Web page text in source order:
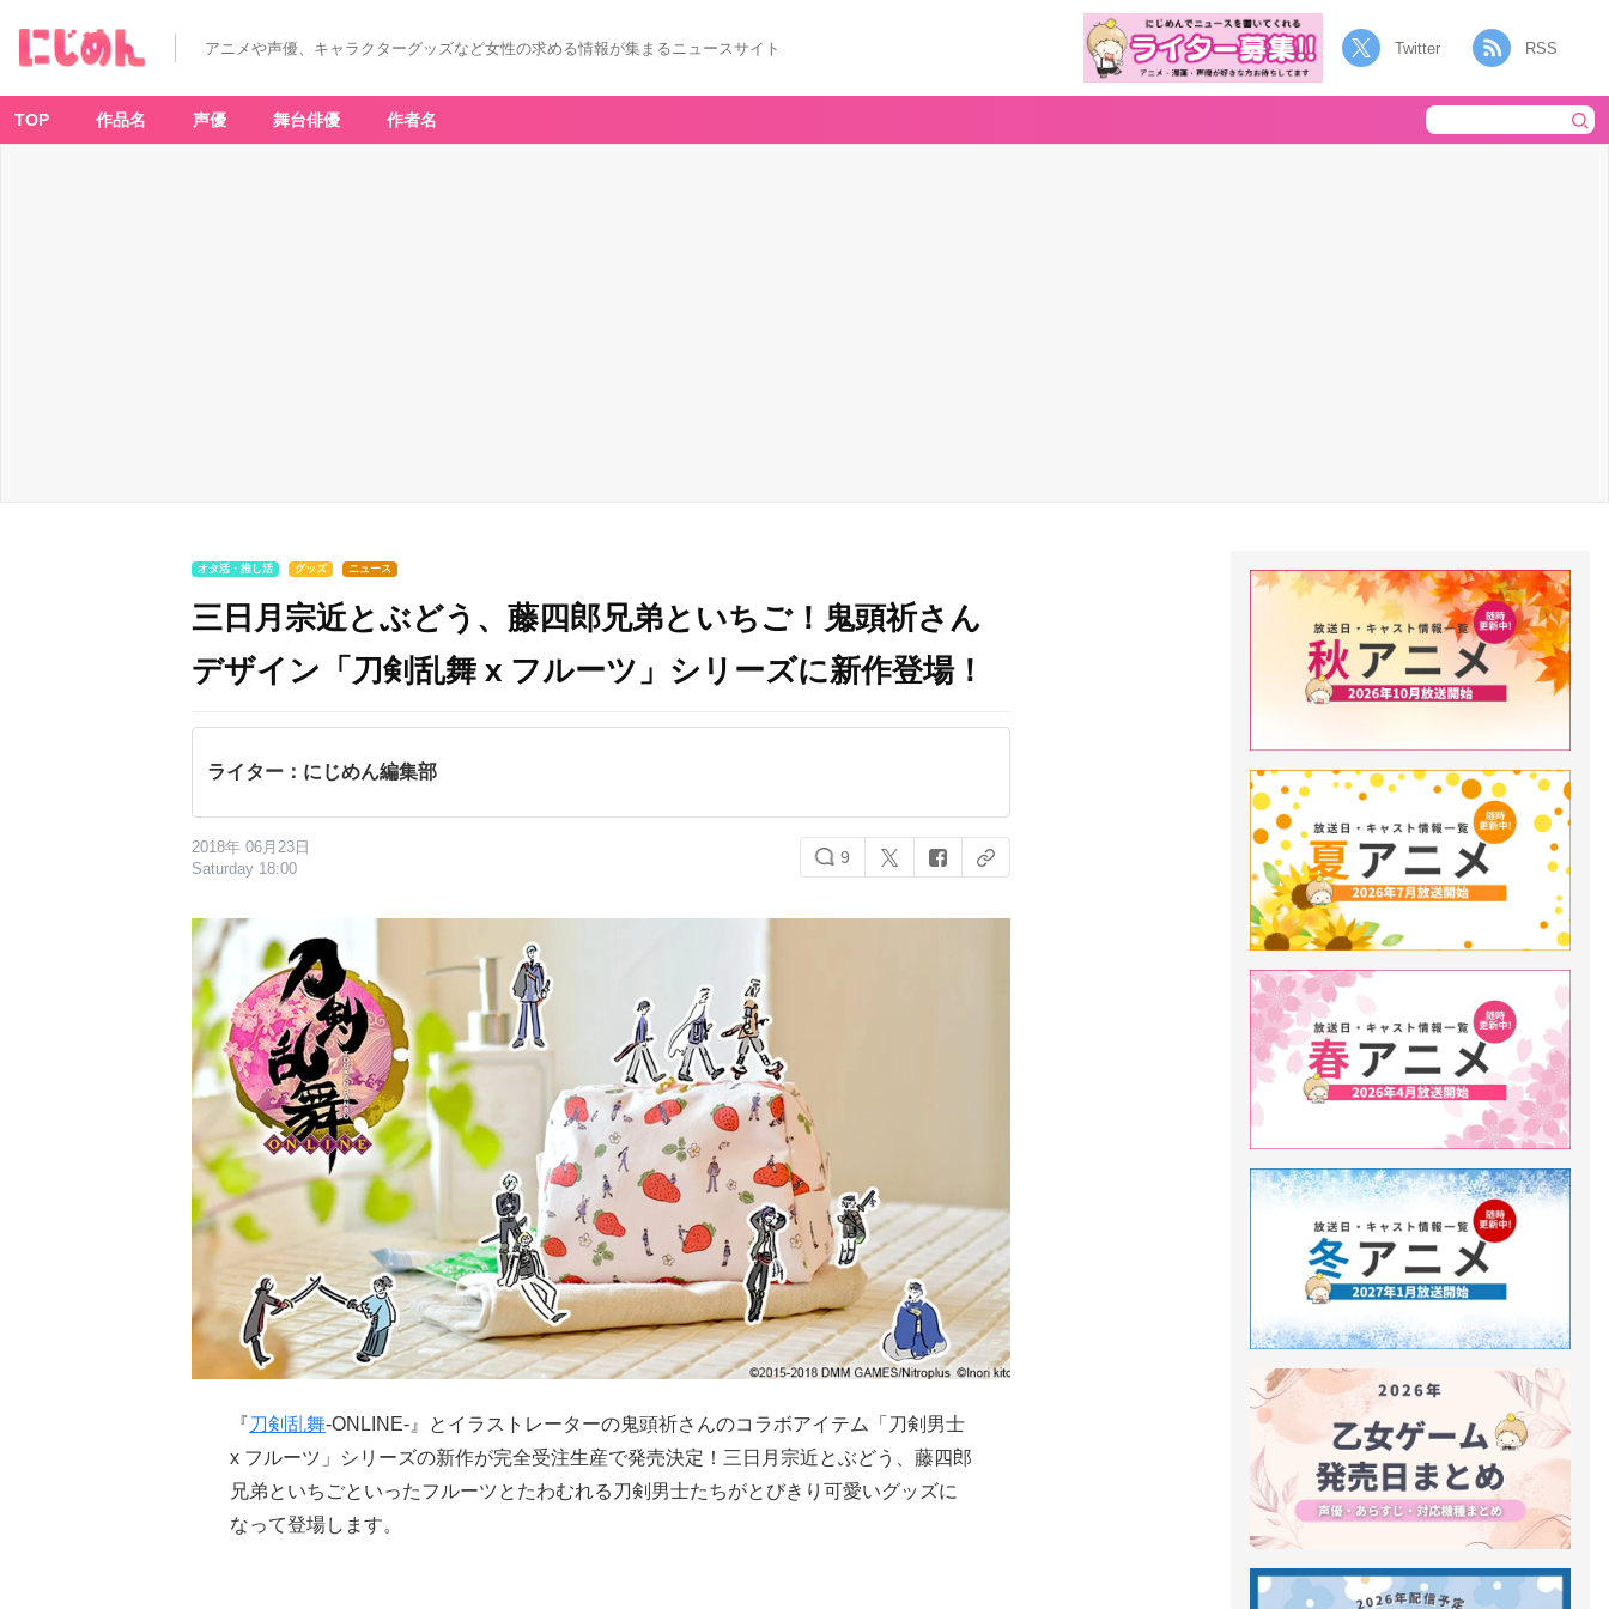
アニメや声優、キャラクターグッズなど女性の求める情報が集まるニュースサイト Twitter RSS
TOP 作品名 声優 舞台俳優 作者名
オタ活・推し活 グッズ ニュース
三日月宗近とぶどう、藤四郎兄弟といちご！鬼頭祈さん
デザイン「刀剣乱舞 x フルーツ」シリーズに新作登場！
ライター：にじめん編集部
2018年 06月23日
Saturday 18:00
9
『刀剣乱舞-ONLINE-』とイラストレーターの鬼頭祈さんのコラボアイテム「刀剣男士
x フルーツ」シリーズの新作が完全受注生産で発売決定！三日月宗近とぶどう、藤四郎
兄弟といちごといったフルーツとたわむれる刀剣男士たちがとびきり可愛いグッズに
なって登場します。